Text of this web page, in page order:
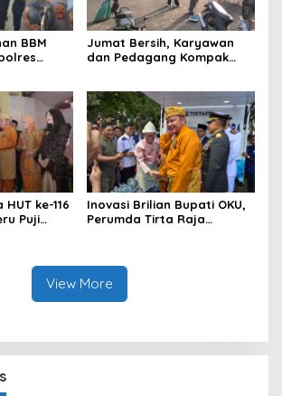
BBM
Jumat Bersih, Karyawan
dan Pedagang Kompak
ke-116
Puji
Inovasi Brilian Bupati OKU,
Perumda Tirta Raja
View More